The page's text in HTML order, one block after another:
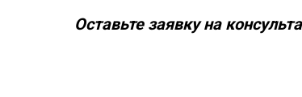
Оставьте заявку на